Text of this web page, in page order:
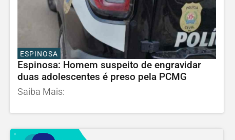
ESPINOSA
Espinosa: Homem suspeito de engravidar
duas adolescentes é preso pela PCMG
Saiba Mais: